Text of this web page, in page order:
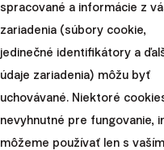
spracované a informácie z
zariadenia (súbory cookie,
jedinečné identifikátory a
údaje zariadenia) môžu byť
uchovávané. Niektoré
nevyhnutné pre fungovanie,
môžeme používať len s vaším